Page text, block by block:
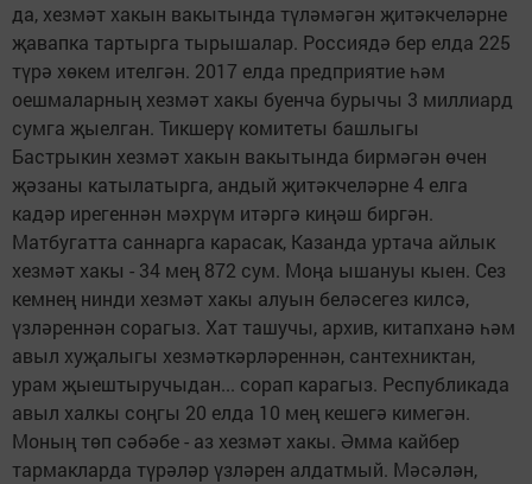
да, хезмәт хакын вакытында түләмәгән җитәкчеләрне
җавапка тартырга тырышалар. Россиядә бер елда 225
түрә хөкем ителгән. 2017 елда предприятие һәм
оешмаларның хезмәт хакы буенча бурычы 3 миллиард
сумга җыелган. Тикшерү комитеты башлыгы
Бастрыкин хезмәт хакын вакытында бирмәгән өчен
җәзаны катылатырга, андый җитәкчеләрне 4 елга
кадәр ирегеннән мәхрүм итәргә киңәш биргән.
Матбугатта саннарга карасак, Казанда уртача айлык
хезмәт хакы - 34 мең 872 сум. Моңа ышануы кыен. Сез
кемнең нинди хезмәт хакы алуын беләсегез килсә,
үзләреннән сорагыз. Хат ташучы, архив, китапханә һәм
авыл хуҗалыгы хезмәткәрләреннән, сантехниктан,
урам җыештыручыдан... сорап карагыз. Республикада
авыл халкы соңгы 20 елда 10 мең кешегә кимегән.
Моның төп сәбәбе - аз хезмәт хакы. Әмма кайбер
тармакларда түрәләр үзләрен алдатмый. Мәсәлән,